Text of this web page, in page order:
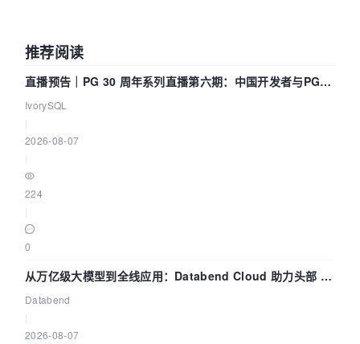
推荐阅读
直播预告｜PG 30 周年系列直播第六期：中国开发者与PG内
核——我们改得动吗？我们贡献了什么？
IvorySQL
2026-08-07
224
0
从万亿级大模型到全线应用：Databend Cloud 助力头部 AI
企业构建全链路 Trace 数据管道
Databend
2026-08-07